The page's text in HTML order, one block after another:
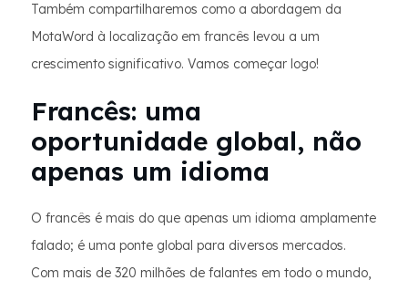
Também compartilharemos como a abordagem da
MotaWord à localização em francês levou a um
crescimento significativo. Vamos começar logo!
Francês: uma
oportunidade global, não
apenas um idioma
O francês é mais do que apenas um idioma amplamente
falado; é uma ponte global para diversos mercados.
Com mais de 320 milhões de falantes em todo o mundo,